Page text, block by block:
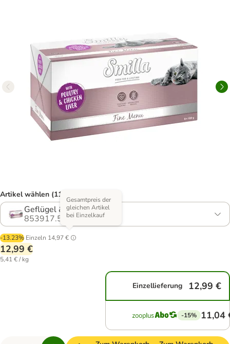
Artikel wählen (11 Varianten)
Geflügel & Hühnerleber
853917.5
-13.23% Einzeln 14,97 €
Gesamtpreis der
gleichen Artikel
bei Einzelkauf
12,99 €
5,41 € / kg
Einzellieferung 12,99 €
-15% 11,04